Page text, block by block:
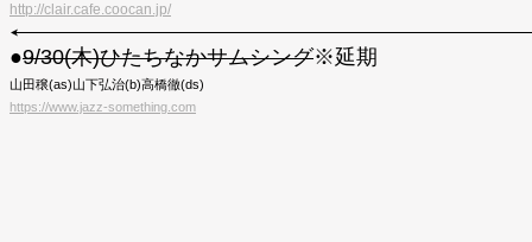
http://clair.cafe.coocan.jp/
●9/30(木)ひたちなかサムシング※延期
山田穣(as)山下弘治(b)高橋徹(ds)
https://www.jazz-something.com